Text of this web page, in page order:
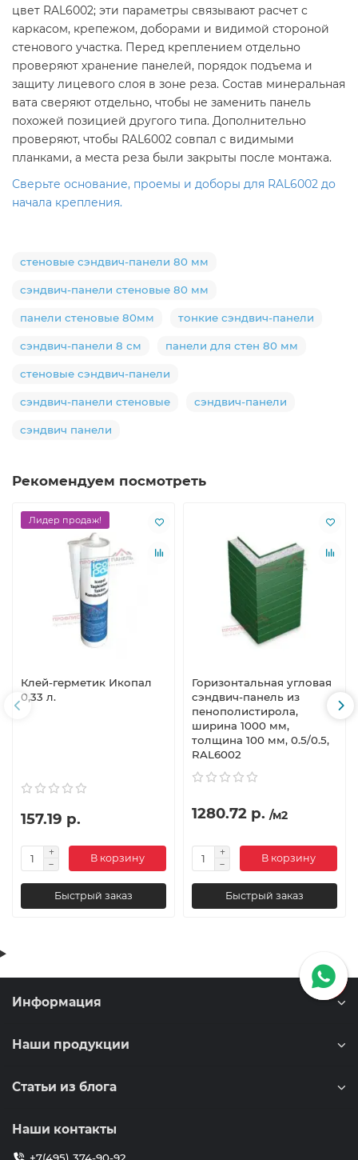
цвет RAL6002; эти параметры связывают расчет с
каркасом, крепежом, доборами и видимой стороной
стенового участка. Перед креплением отдельно
проверяют хранение панелей, порядок подъема и
защиту лицевого слоя в зоне реза. Состав минеральная
вата сверяют отдельно, чтобы не заменить панель
похожей позицией другого типа. Дополнительно
проверяют, чтобы RAL6002 совпал с видимыми
планками, а места реза были закрыты после монтажа.
Сверьте основание, проемы и доборы для RAL6002 до
начала крепления.
стеновые сэндвич-панели 80 мм
сэндвич-панели стеновые 80 мм
панели стеновые 80мм тонкие сэндвич-панели
сэндвич-панели 8 см панели для стен 80 мм
стеновые сэндвич-панели
сэндвич-панели стеновые сэндвич-панели
сэндвич панели
Рекомендуем посмотреть
Лидер продаж!
Клей-герметик Икопал
0,33 л.
157.19 р.
В корзину
Быстрый заказ
Горизонтальная угловая
сэндвич-панель из
пенополистирола,
ширина 1000 мм,
толщина 100 мм, 0.5/0.5,
RAL6002
1280.72 р. /м2
В корзину
Быстрый заказ
Информация
Наши продукции
Статьи из блога
Наши контакты